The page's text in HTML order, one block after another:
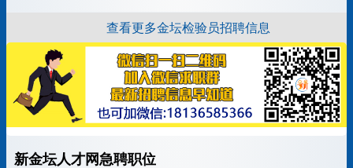
查看更多金坛检验员招聘信息
新金坛人才网急聘职位